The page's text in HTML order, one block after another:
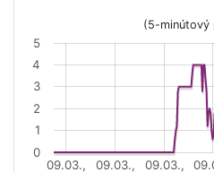
(5-minútový
09.03.,
09.03.,
09.03.,
0
1
2
3
4
5